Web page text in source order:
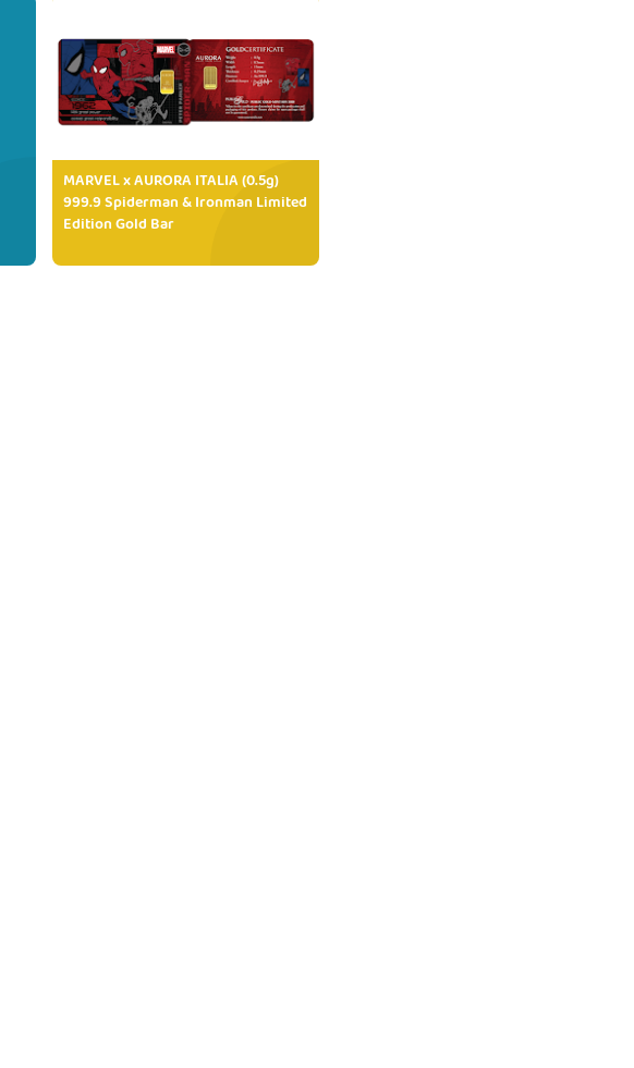
MARVEL x AURORA ITALIA (0.5g)
999.9 Spiderman & Ironman Limited
Edition Gold Bar